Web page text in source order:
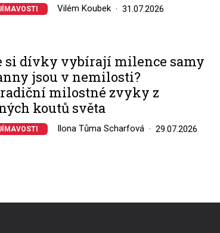
Vilém Koubek 31.07.2026
si dívky vybírají milence samy
jsou v nemilosti?
milostné zvyky z
koutů světa
Ilona Tůma Scharfová 29.07.2026